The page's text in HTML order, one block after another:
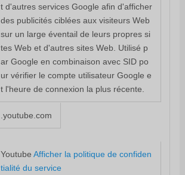
t d'autres services Google afin d'afficher
des publicités ciblées aux visiteurs Web
sur un large éventail de leurs propres si
tes Web et d'autres sites Web. Utilisé p
ar Google en combinaison avec SID po
ur vérifier le compte utilisateur Google e
t l'heure de connexion la plus récente.
.youtube.com
YoutubeAfficher la politique de confiden
tialité du service